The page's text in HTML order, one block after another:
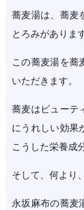
蕎麦湯は、蕎麦
とろみがあります
この蕎麦湯を蕎
いただきます。
蕎麦はビューテ
にうれしい効果
こうした栄養成
そして、何より
永坂麻布の蕎麦